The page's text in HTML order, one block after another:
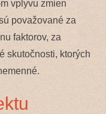
vplyvu zmien
považované za
faktorov, za
skutočnosti, ktorých